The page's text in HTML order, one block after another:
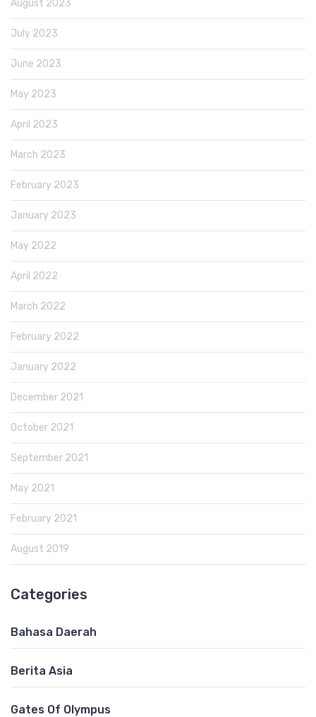
August 2023
July 2023
June 2023
May 2023
April 2023
March 2023
February 2023
January 2023
May 2022
April 2022
March 2022
February 2022
January 2022
December 2021
October 2021
September 2021
May 2021
February 2021
August 2019
Categories
Bahasa Daerah
Berita Asia
Gates Of Olympus